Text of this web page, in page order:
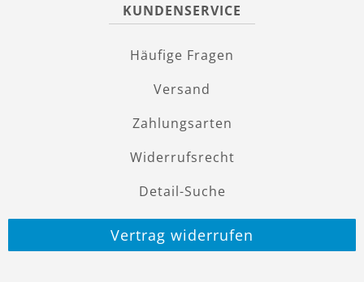
KUNDENSERVICE
Häufige Fragen
Versand
Zahlungsarten
Widerrufsrecht
Detail-Suche
Vertrag widerrufen